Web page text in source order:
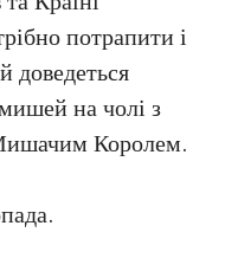
потрапити і
доведеться
на чолі з
Королем.